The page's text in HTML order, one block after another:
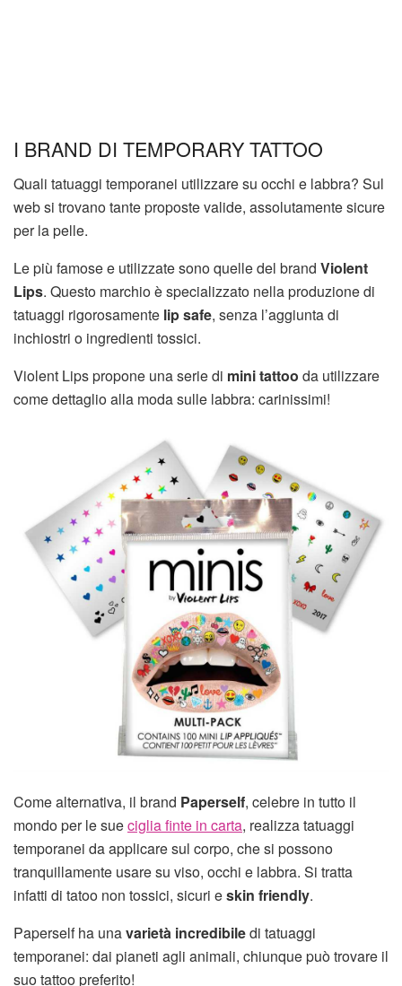
I BRAND DI TEMPORARY TATTOO
Quali tatuaggi temporanei utilizzare su occhi e labbra? Sul
web si trovano tante proposte valide, assolutamente sicure
per la pelle.
Le più famose e utilizzate sono quelle del brand Violent
Lips. Questo marchio è specializzato nella produzione di
tatuaggi rigorosamente lip safe, senza l’aggiunta di
inchiostri o ingredienti tossici.
Violent Lips propone una serie di mini tattoo da utilizzare
come dettaglio alla moda sulle labbra: carinissimi!
Come alternativa, il brand Paperself, celebre in tutto il
mondo per le sueciglia finte in carta, realizza tatuaggi
temporanei da applicare sul corpo, che si possono
tranquillamente usare su viso, occhi e labbra. Si tratta
infatti di tatoo non tossici, sicuri eskin friendly.
Paperself ha unavarietà incredibiledi tatuaggi
temporanei: dai pianeti agli animali, chiunque può trovare il
suo tattoo preferito!